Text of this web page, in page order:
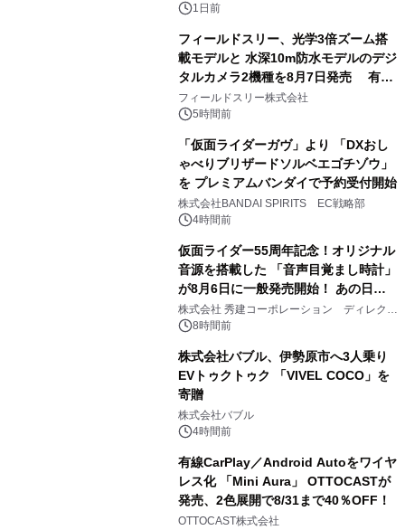
1日前
フィールドスリー、光学3倍ズーム搭
載モデルと 水深10m防水モデルのデジ
タルカメラ2機種を8月7日発売 有効
約1300万画素、用途別に選べるコンデ
ジ新登場
フィールドスリー株式会社
5時間前
「仮面ライダーガヴ」より 「DXおし
ゃべりブリザードソルベエゴチゾウ」
を プレミアムバンダイで予約受付開始
株式会社BANDAI SPIRITS EC戦略部
4時間前
仮面ライダー55周年記念！オリジナル
音源を搭載した 「音声目覚まし時計」
が8月6日に一般発売開始！ あの日の
大興奮が今甦る
株式会社 秀建コーポレーション ディレクト
アートギャラリー
8時間前
株式会社バブル、伊勢原市へ3人乗り
EVトゥクトゥク 「VIVEL COCO」を
寄贈
株式会社バブル
4時間前
有線CarPlay／Android Autoをワイヤ
レス化 「Mini Aura」 OTTOCASTが
発売、2色展開で8/31まで40％OFF！
OTTOCAST株式会社